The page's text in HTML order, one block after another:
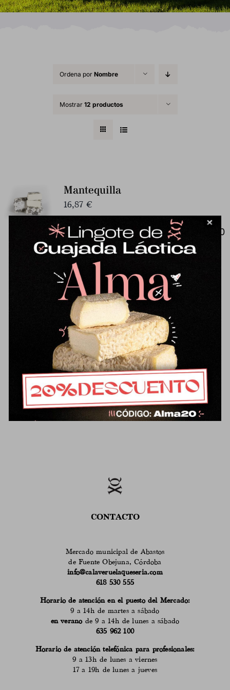
Ordena por Nombre
Mostrar 12 productos
Mantequilla
16,87€
Mantequilla tradicional de oveja (500
g), de sabor muy diferente a lo que
estamos acostumbrados.
Ligeramente salada con flor de sal
de Parque Natural bahía de Cádiz.
Un placer para untar en el pan o
para usar en recetas de cocina o
repostería. Elaborada/o con leche
pasteurizada.Ficha técnica del
producto
CONTACTO
Mercado municipal de Abastos
de Fuente Obejuna, Córdoba
info@calaveruelaqueseria.com
618 530 555
Horario de atención en el puesto del Mercado:
9 a 14h de martes a sábado
en veranode 9 a 14h de lunes a sábado
635 962 100
Horario de atención telefónica para profesionales:
9 a 13h de lunes a viernes
17 a 19h de lunes a jueves